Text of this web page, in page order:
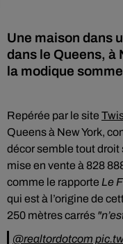
Une maison dans
dans le Queens, à
la modique
Repérée par le site
Queens à New York,
décor semble tout droit
mise en vente à 828
comme le rapporte Le
qui est à l’origine de
250 mètres carrés
@realtordotcom